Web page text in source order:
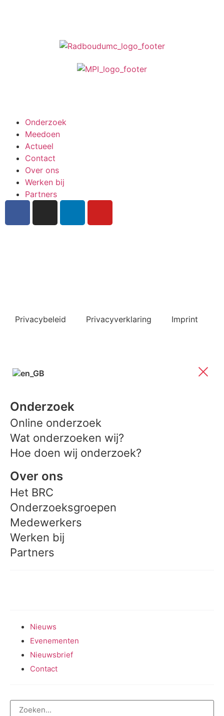
Onderzoek
Meedoen
Actueel
Contact
Over ons
Werken bij
Partners
Privacybeleid Privacyverklaring Imprint
Onderzoek
Online onderzoek
Wat onderzoeken wij?
Hoe doen wij onderzoek?
Over ons
Het BRC
Onderzoeksgroepen
Medewerkers
Werken bij
Partners
Nieuws
Evenementen
Nieuwsbrief
Contact